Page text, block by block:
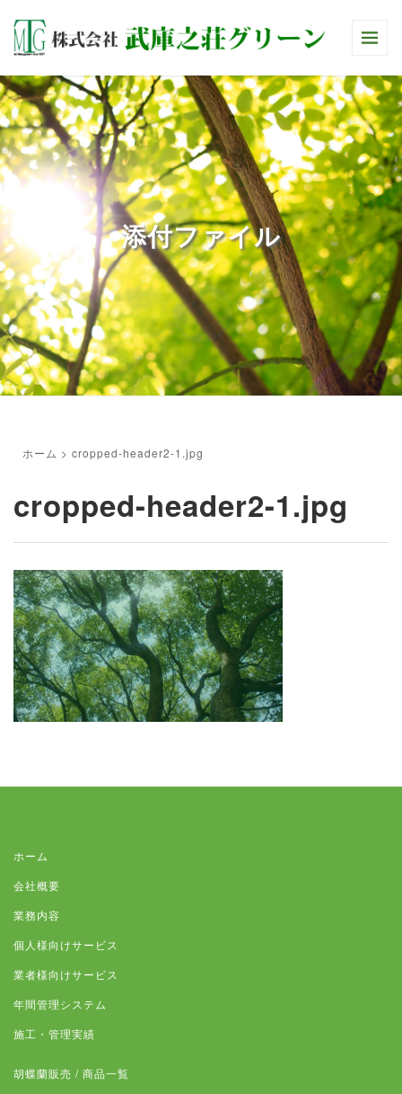
添付ファイル
ホーム > cropped-header2-1.jpg
cropped-header2-1.jpg
ホーム
会社概要
業務内容
個人様向けサービス
業者様向けサービス
年間管理システム
施工・管理実績
胡蝶蘭販売 / 商品一覧